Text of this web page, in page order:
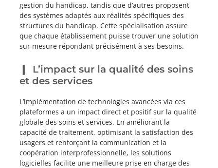
gestion du handicap, tandis que d’autres proposent
des systèmes adaptés aux réalités spécifiques des
structures du handicap. Cette spécialisation assure
que chaque établissement puisse trouver une solution
sur mesure répondant précisément à ses besoins.
L’impact sur la qualité des soins
et des services
L’implémentation de technologies avancées via ces
plateformes a un impact direct et positif sur la qualité
globale des soins et services. En améliorant la
capacité de traitement, optimisant la satisfaction des
usagers et renforçant la communication et la
coopération interprofessionnelle, les solutions
logicielles facilite une meilleure prise en charge des